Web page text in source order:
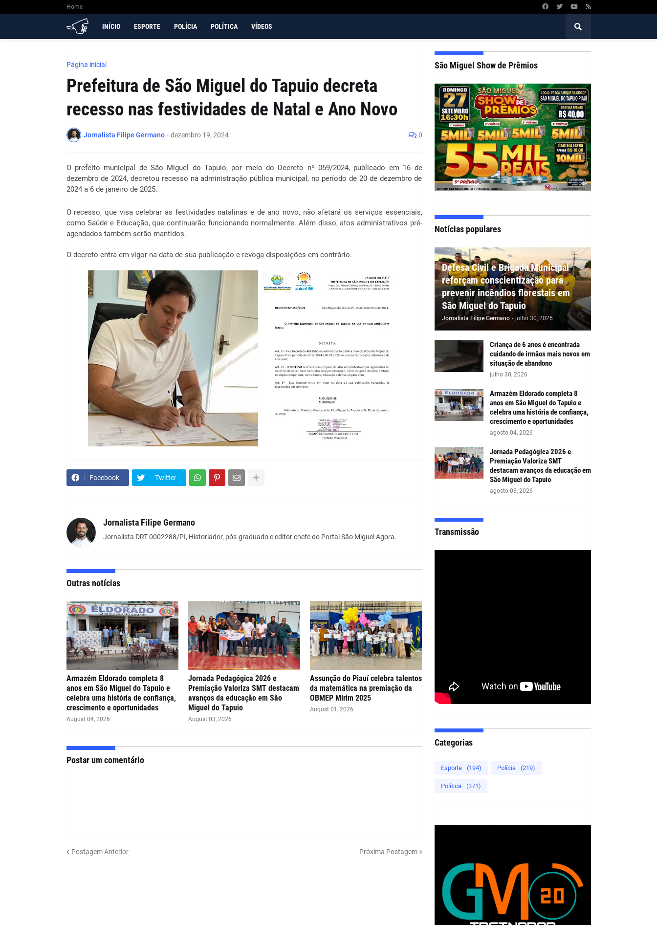
Home
INÍCIO ESPORTE POLÍCIA POLÍTICA VÍDEOS
Página inicial
Prefeitura de São Miguel do Tapuio decreta
recesso nas festividades de Natal e Ano Novo
Jornalista Filipe Germano - dezembro 19, 2024 0
O prefeito municipal de São Miguel do Tapuio, por meio do Decreto nº 059/2024, publicado em 16 de
dezembro de 2024, decretou recesso na administração pública municipal, no período de 20 de dezembro de
2024 a 6 de janeiro de 2025.
O recesso, que visa celebrar as festividades natalinas e de ano novo, não afetará os serviços essenciais,
como Saúde e Educação, que continuarão funcionando normalmente. Além disso, atos administrativos pré-
agendados também serão mantidos.
O decreto entra em vigor na data de sua publicação e revoga disposições em contrário.
Facebook Twitter
Jornalista Filipe Germano
Jornalista DRT 0002288/PI, Historiador, pós-graduado e editor chefe do Portal São Miguel Agora.
Outras notícias
Armazém Eldorado completa 8
anos em São Miguel do Tapuio e
celebra uma história de confiança,
crescimento e oportunidades
August 04, 2026
Jornada Pedagógica 2026 e
Premiação Valoriza SMT destacam
avanços da educação em São
Miguel do Tapuio
August 03, 2026
Assunção do Piauí celebra talentos
da matemática na premiação da
OBMEP Mirim 2025
August 01, 2026
Postar um comentário
Postagem Anterior Próxima Postagem
São Miguel Show de Prêmios
Notícias populares
Defesa Civil e Brigada Municipal
reforçam conscientização para
prevenir incêndios florestais em
São Miguel do Tapuio
Jornalista Filipe Germano - julho 30, 2026
Criança de 6 anos é encontrada
cuidando de irmãos mais novos em
situação de abandono
julho 30, 2026
Armazém Eldorado completa 8
anos em São Miguel do Tapuio e
celebra uma história de confiança,
crescimento e oportunidades
agosto 04, 2026
Jornada Pedagógica 2026 e
Premiação Valoriza SMT
destacam avanços da educação em
São Miguel do Tapuio
agosto 03, 2026
Transmissão
Categorias
Esporte (194) Polícia (219)
Política (371)